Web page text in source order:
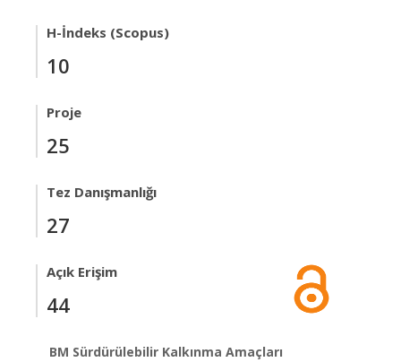
H-İndeks (Scopus)
10
Proje
25
Tez Danışmanlığı
27
Açık Erişim
44
BM Sürdürülebilir Kalkınma Amaçları